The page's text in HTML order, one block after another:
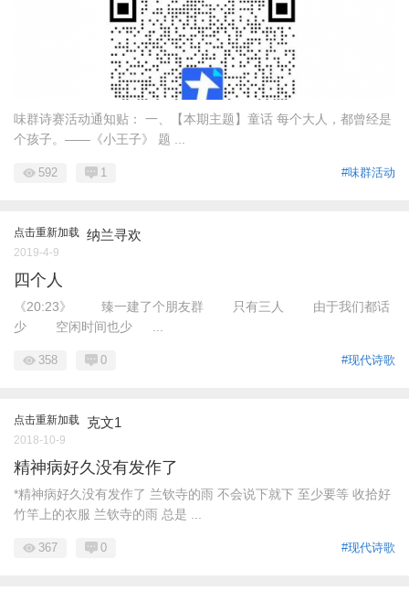
味群诗赛活动通知贴： 一、【本期主题】童话 每个大人，都曾经是
个孩子。——《小王子》 题 ...
#味群活动
592 1
点击重新加载 纳兰寻欢
2019-4-9
四个人
《20:23》 臻一建了个朋友群 只有三人 由于我们都话
少 空闲时间也少 ...
#现代诗歌
358 0
点击重新加载 克文1
2018-10-9
精神病好久没有发作了
*精神病好久没有发作了 兰钦寺的雨 不会说下就下 至少要等 收拾好
竹竿上的衣服 兰钦寺的雨 总是 ...
#现代诗歌
367 0